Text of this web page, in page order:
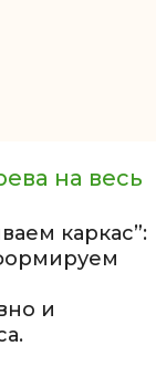
на весь
каркас”:
и